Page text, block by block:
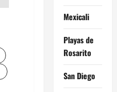
Mexicali
Playas de
Rosarito
San Diego